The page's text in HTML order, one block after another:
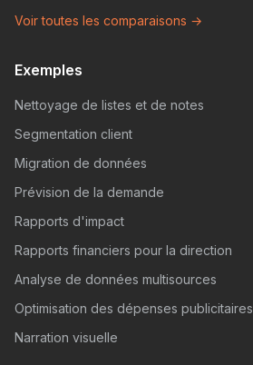
Voir toutes les comparaisons →
Exemples
Nettoyage de listes et de notes
Segmentation client
Migration de données
Prévision de la demande
Rapports d'impact
Rapports financiers pour la direction
Analyse de données multisources
Optimisation des dépenses publicitaires
Narration visuelle